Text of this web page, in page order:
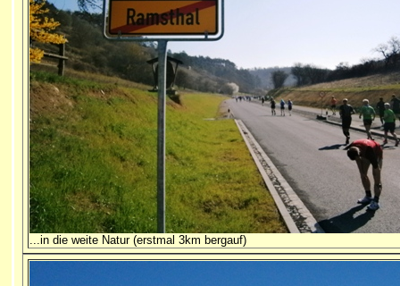
...in die weite Natur (erstmal 3km bergauf)